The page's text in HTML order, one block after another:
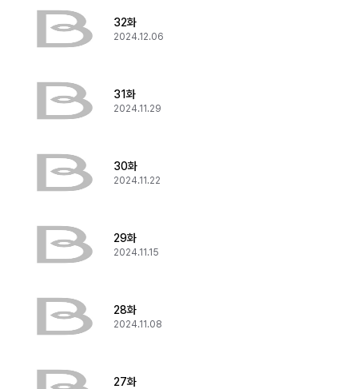
32화
2024.12.06
31화
2024.11.29
30화
2024.11.22
29화
2024.11.15
28화
2024.11.08
27화